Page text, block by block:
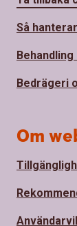
Så
Bedrägeri
Om